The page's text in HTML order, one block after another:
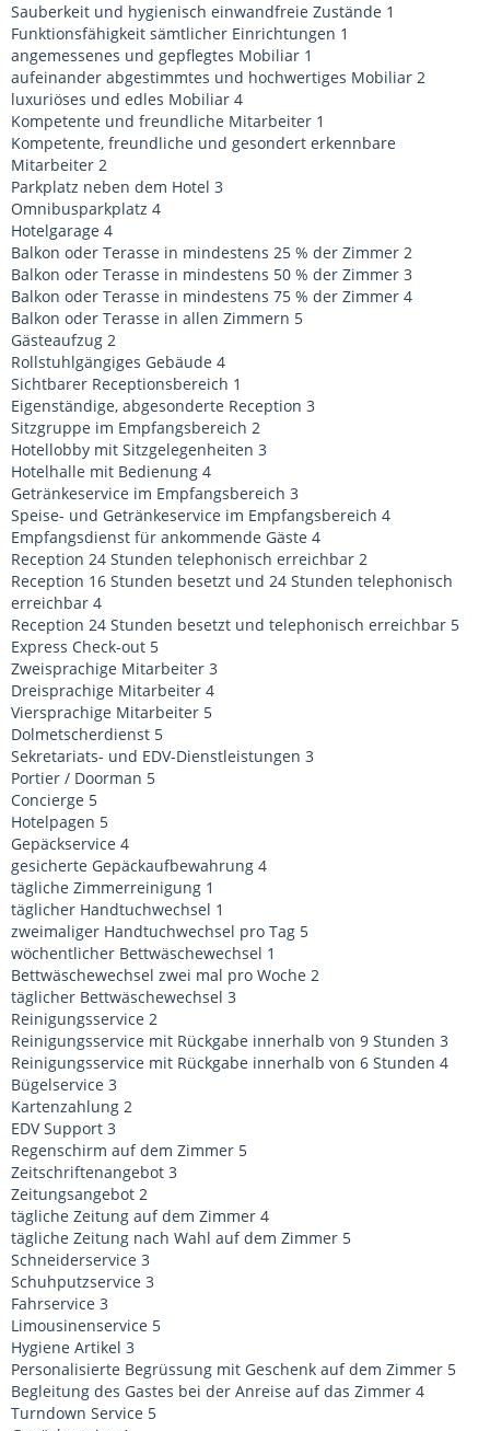
Sauberkeit und hygienisch einwandfreie Zustände 1
Funktionsfähigkeit sämtlicher Einrichtungen 1
angemessenes und gepflegtes Mobiliar 1
aufeinander abgestimmtes und hochwertiges Mobiliar 2
luxuriöses und edles Mobiliar 4
Kompetente und freundliche Mitarbeiter 1
Kompetente, freundliche und gesondert erkennbare
Mitarbeiter 2
Parkplatz neben dem Hotel 3
Omnibusparkplatz 4
Hotelgarage 4
Balkon oder Terasse in mindestens 25 % der Zimmer 2
Balkon oder Terasse in mindestens 50 % der Zimmer 3
Balkon oder Terasse in mindestens 75 % der Zimmer 4
Balkon oder Terasse in allen Zimmern 5
Gästeaufzug 2
Rollstuhlgängiges Gebäude 4
Sichtbarer Receptionsbereich 1
Eigenständige, abgesonderte Reception 3
Sitzgruppe im Empfangsbereich 2
Hotellobby mit Sitzgelegenheiten 3
Hotelhalle mit Bedienung 4
Getränkeservice im Empfangsbereich 3
Speise- und Getränkeservice im Empfangsbereich 4
Empfangsdienst für ankommende Gäste 4
Reception 24 Stunden telephonisch erreichbar 2
Reception 16 Stunden besetzt und 24 Stunden telephonisch
erreichbar 4
Reception 24 Stunden besetzt und telephonisch erreichbar 5
Express Check-out 5
Zweisprachige Mitarbeiter 3
Dreisprachige Mitarbeiter 4
Viersprachige Mitarbeiter 5
Dolmetscherdienst 5
Sekretariats- und EDV-Dienstleistungen 3
Portier / Doorman 5
Concierge 5
Hotelpagen 5
Gepäckservice 4
gesicherte Gepäckaufbewahrung 4
tägliche Zimmerreinigung 1
täglicher Handtuchwechsel 1
zweimaliger Handtuchwechsel pro Tag 5
wöchentlicher Bettwäschewechsel 1
Bettwäschewechsel zwei mal pro Woche 2
täglicher Bettwäschewechsel 3
Reinigungsservice 2
Reinigungsservice mit Rückgabe innerhalb von 9 Stunden 3
Reinigungsservice mit Rückgabe innerhalb von 6 Stunden 4
Bügelservice 3
Kartenzahlung 2
EDV Support 3
Regenschirm auf dem Zimmer 5
Zeitschriftenangebot 3
Zeitungsangebot 2
tägliche Zeitung auf dem Zimmer 4
tägliche Zeitung nach Wahl auf dem Zimmer 5
Schneiderservice 3
Schuhputzservice 3
Fahrservice 3
Limousinenservice 5
Hygiene Artikel 3
Personalisierte Begrüssung mit Geschenk auf dem Zimmer 5
Begleitung des Gastes bei der Anreise auf das Zimmer 4
Turndown Service 5